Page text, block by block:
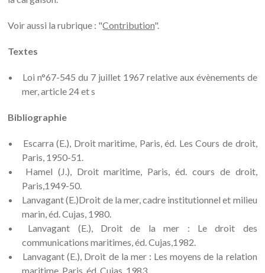
Voir aussi la rubrique : "Contribution".
Textes
Loi n°67-545 du 7 juillet 1967 relative aux évènements de
mer, article 24 et s
Bibliographie
Escarra (E.), Droit maritime, Paris, éd. Les Cours de droit,
Paris, 1950-51.
Hamel (J.), Droit maritime, Paris, éd. cours de droit,
Paris,1949-50.
Lanvagant (E.)Droit de la mer, cadre institutionnel et milieu
marin, éd. Cujas, 1980.
Lanvagant (E.), Droit de la mer : Le droit des
communications maritimes, éd. Cujas,1982.
Lanvagant (E.), Droit de la mer : Les moyens de la relation
maritime, Paris, éd. Cujas, 1983.